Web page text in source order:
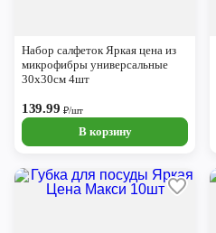
Набор салфеток Яркая цена из
микрофибры универсальные
30х30см 4шт
139.99 ₽/шт
В корзину